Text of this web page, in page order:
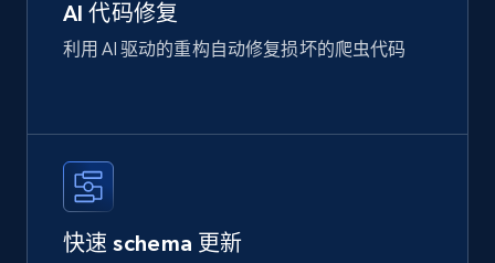
AI 代码修复
利用 AI 驱动的重构自动修复损坏的爬虫代码
快速 schema 更新